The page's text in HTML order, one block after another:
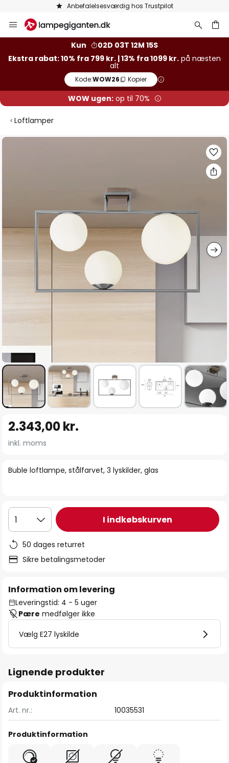
Anbefalelsesværdig hos Trustpilot
to
Kun
02D 03T 12M 14S
Ekstra rabat: 10% fra 799 kr. | 13% fra 1099 kr. på næsten
alt
Kode:WOW26 Kopier
WOW ugen:op til 70%
Loftlamper
Gå
starten
billedgalleriet
Buble loftlampe, stålfarvet, 3 lyskilder, glas
2.343,00 kr.
inkl. moms
1 I indkøbskurven
50 dages returret
Sikre betalingsmetoder
Information om levering
Leveringstid: 4 - 5 uger
Pære medfølger ikke
Vælg E27 lyskilde
Lignende produkter
Produktinformation
Art. nr.: 10035531
Produktinformation